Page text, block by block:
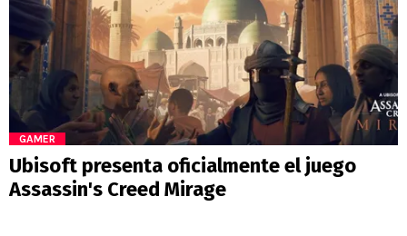
GAMER
Ubisoft presenta oficialmente el juego
Assassin's Creed Mirage